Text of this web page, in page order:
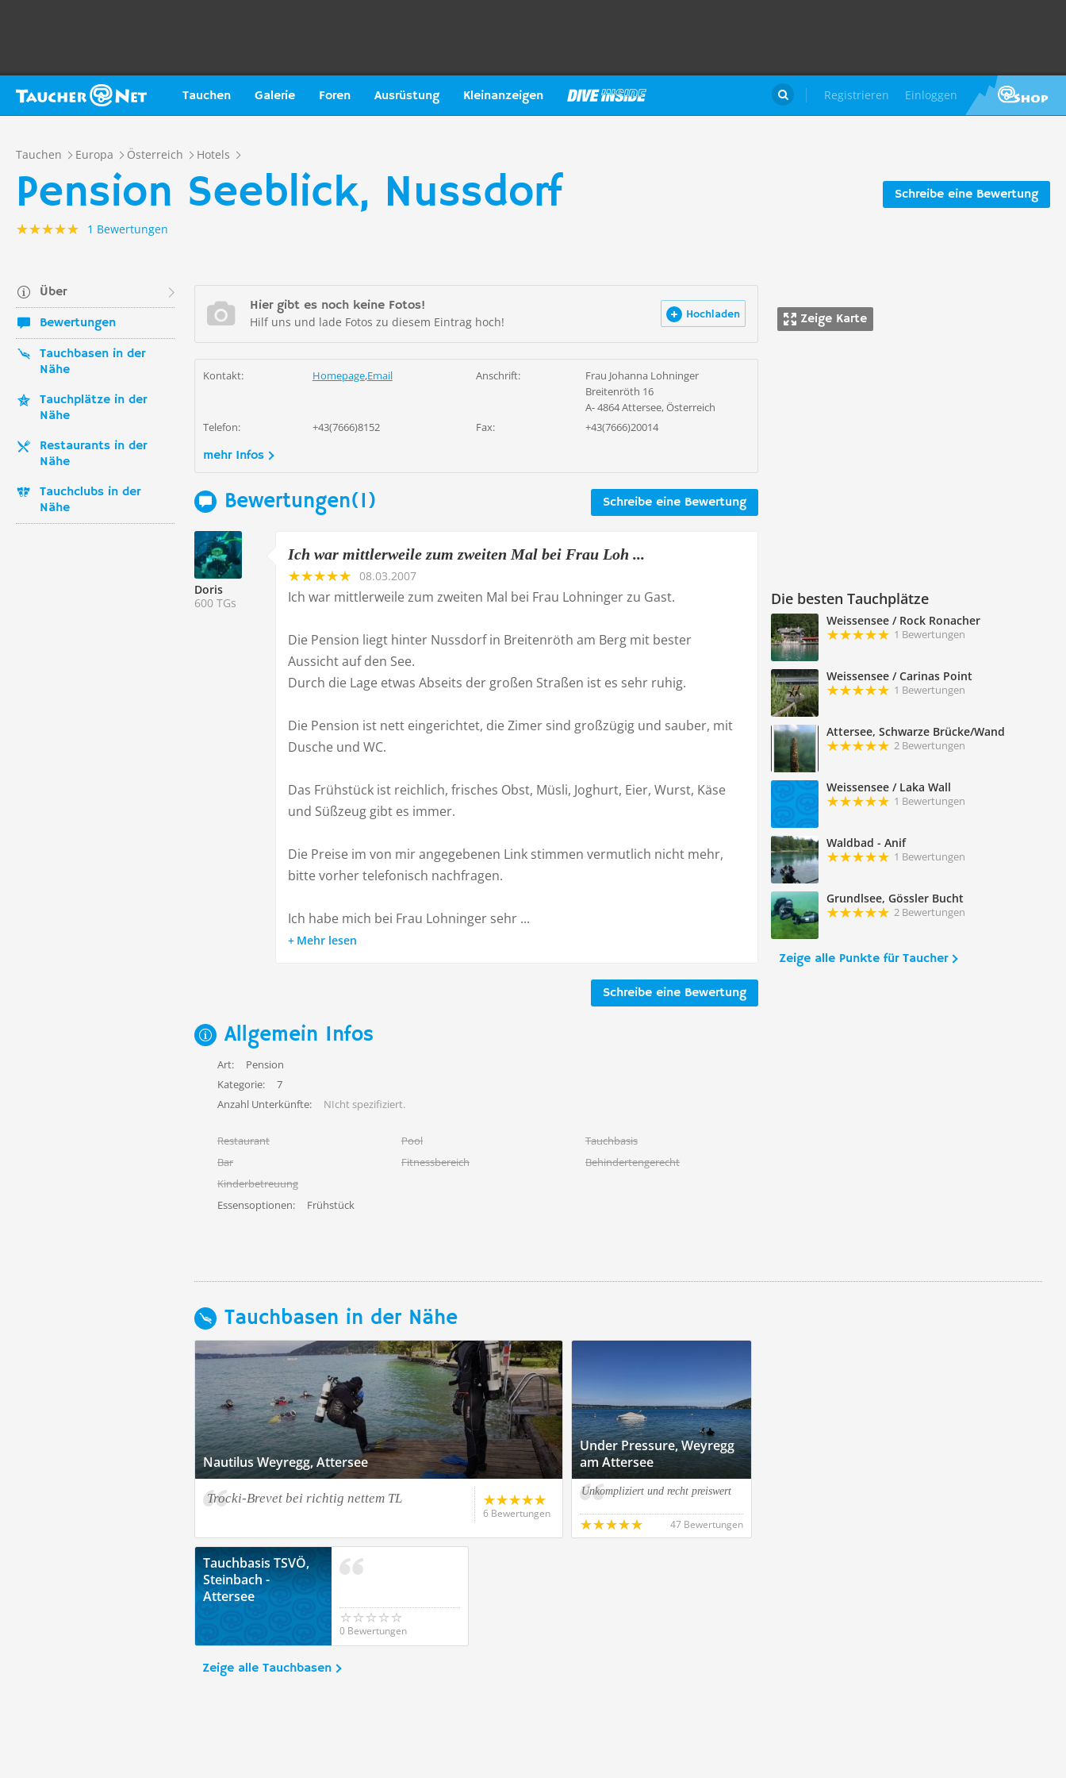
Tauchen Galerie Foren Ausrüstung Kleinanzeigen Registrieren Einloggen

Tauchen Europa Österreich Hotels
Schreibe eine Bewertung
Pension Seeblick, Nussdorf
1 Bewertungen
Über
Bewertungen
Tauchbasen in der
Nähe
Tauchplätze in der
Nähe
Restaurants in der
Nähe
Tauchclubs in der
Nähe
Zeige Karte
Die besten Tauchplätze
Weissensee / Rock Ronacher
1 Bewertungen
Weissensee / Carinas Point
1 Bewertungen
Attersee, Schwarze Brücke/Wand
2 Bewertungen
Weissensee / Laka Wall
1 Bewertungen
Waldbad - Anif
1 Bewertungen
Grundlsee, Gössler Bucht
2 Bewertungen
Zeige alle Punkte für Taucher
Hier gibt es noch keine Fotos!
Hilf uns und lade Fotos zu diesem Eintrag hoch! Hochladen
Kontakt: Homepage,Email Anschrift:
Frau Johanna Lohninger
Breitenröth 16
A- 4864 Attersee, Österreich
Telefon:
+43(7666)8152 Fax: +43(7666)20014
mehr Infos
Schreibe eine Bewertung
Bewertungen(1)
Doris
600 TGs
Ich war mittlerweile zum zweiten Mal bei Frau Loh ...
08.03.2007
Ich war mittlerweile zum zweiten Mal bei Frau Lohninger zu Gast.
Die Pension liegt hinter Nussdorf in Breitenröth am Berg mit bester
Aussicht auf den See.
Durch die Lage etwas Abseits der großen Straßen ist es sehr ruhig.
Die Pension ist nett eingerichtet, die Zimer sind großzügig und sauber, mit
Dusche und WC.
Das Frühstück ist reichlich, frisches Obst, Müsli, Joghurt, Eier, Wurst, Käse
und Süßzeug gibt es immer.
Die Preise im von mir angegebenen Link stimmen vermutlich nicht mehr,
bitte vorher telefonisch nachfragen.
Ich habe mich bei Frau Lohninger sehr ...
Mehr lesen
Schreibe eine Bewertung
Allgemein Infos
Art:
Pension
Kategorie:
7
Anzahl Unterkünfte:
NIcht spezifiziert.
Restaurant Pool
Tauchbasis
Bar
Fitnessbereich
Behindertengerecht
Kinderbetreuung
Essensoptionen:
Frühstück
Tauchbasen in der Nähe
Nautilus Weyregg, Attersee
Trocki-Brevet bei richtig nettem TL
6 Bewertungen
Under Pressure, Weyregg
am Attersee
Unkompliziert und recht preiswert
47 Bewertungen
Tauchbasis TSVÖ,
Steinbach -
Attersee
0 Bewertungen
Zeige alle Tauchbasen